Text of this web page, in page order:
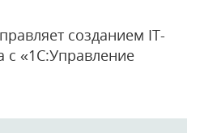
созданием IT-
с «1С:Управление